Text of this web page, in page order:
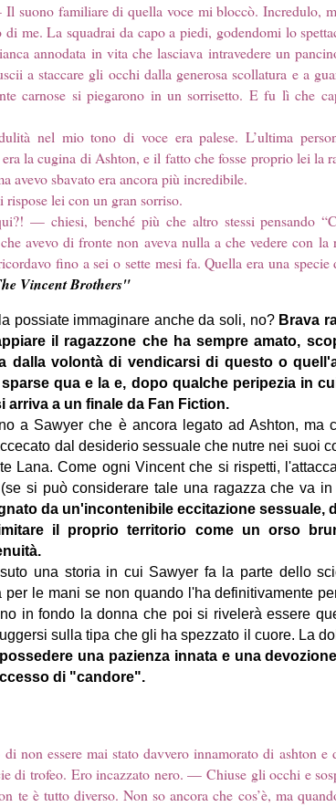
suono familiare di quella voce mi bloccò. Incredulo,
di me. La squadrai da capo a piedi, godendomi lo
annodata in vita che lasciava intravedere un
a staccare gli occhi dalla generosa scollatura e a
carnose si piegarono in un sorrisetto. E fu lì che
nel mio tono di voce era palese. L’ultima
la cugina di Ashton, e il fatto che fosse proprio lei la
avevo sbavato era ancora più incredibile.
lei con un gran sorriso.
— chiesi, benché più che altro stessi pensando
avevo di fronte non aveva nulla a che vedere con la
fino a sei o sette mesi fa. Quella era una
Vincent Brothers"
possiate immaginare anche da soli, no? Brava
il ragazzone che ha sempre amato,
dalla volontà di vendicarsi di questo o
qua e la e, dopo qualche peripezia in
arriva a un finale da Fan Fiction.
a Sawyer che è ancora legato ad Ashton, ma
dal desiderio sessuale che nutre nei suoi
Lana. Come ogni Vincent che si rispetti,
si può considerare tale una ragazza che va in
da un'incontenibile eccitazione sessuale,
il proprio territorio come un orso
una storia in cui Sawyer fa la parte dello
per le mani se non quando l'ha definitivamente
in fondo la donna che poi si rivelerà essere
sulla tipa che gli ha spezzato il cuore. La
una pazienza innata e una
di "candore".
non essere mai stato davvero innamorato di ashton e
di trofeo. Ero incazzato nero. — Chiuse gli occhi e
te è tutto diverso. Non so ancora che cos’è, ma